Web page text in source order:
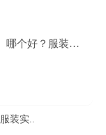
哪个好？服装实体
装实..